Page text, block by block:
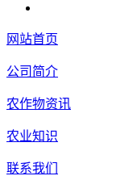
网站首页
公司简介
农作物资讯
农业知识
联系我们